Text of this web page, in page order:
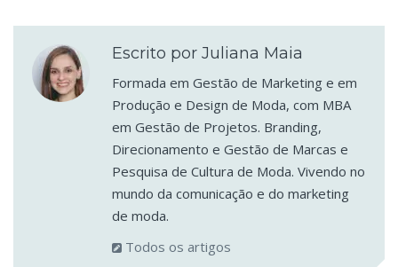
Escrito por Juliana Maia
Formada em Gestão de Marketing e em
Produção e Design de Moda, com MBA
em Gestão de Projetos. Branding,
Direcionamento e Gestão de Marcas e
Pesquisa de Cultura de Moda. Vivendo no
mundo da comunicação e do marketing
de moda.
Todos os artigos